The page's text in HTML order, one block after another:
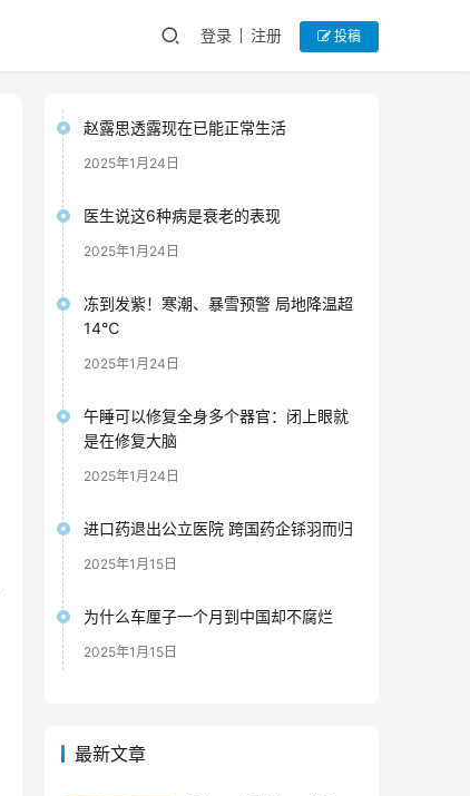
登录 注册 投稿
赵露思透露现在已能正常生活
2025年1月24日
医生说这6种病是衰老的表现
2025年1月24日
冻到发紫！寒潮、暴雪预警 局地降温超
14℃
2025年1月24日
午睡可以修复全身多个器官：闭上眼就
是在修复大脑
2025年1月24日
进口药退出公立医院 跨国药企铩羽而归
2025年1月15日
为什么车厘子一个月到中国却不腐烂
2025年1月15日
最新文章